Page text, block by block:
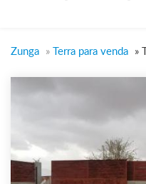
Zunga » Terra para venda »